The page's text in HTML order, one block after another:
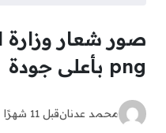
صور شعار وزارة
png بأعلى جودة
محمد عدنانقبل 11 شهرًا